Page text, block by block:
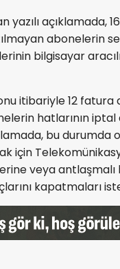
yazılı açıklamada,
abonelerin
bilgisayar
itibariyle 12 fatura
hatlarının
bu durumda
için
veya
kapatmaları